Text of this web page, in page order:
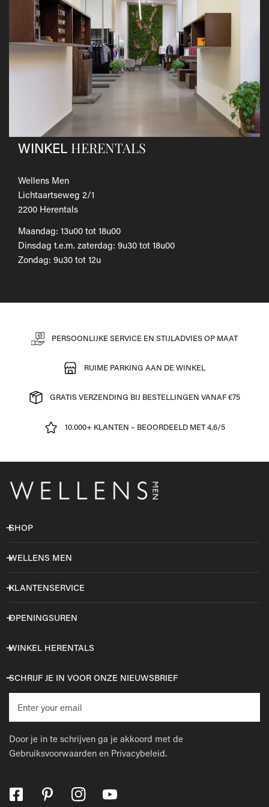
andere koerier; de kosten hiervan zijn voor eigen
rekening.
Gebruik hiervoor hetretourformulier.
​Het door jou betaalde bedrag wordt zo snel mogelijk
teruggestort.
Als je het wilt omruilen voor een ander artikel, dien je een
nieuwe bestelling te plaatsen.
Voor onze uitgebreide beleid betreffende verzenden en
retourneren, raadpleeg onze Veelgestelde vragen
WINKEL HERENTALS
Wellens Men
Lichtaartseweg 2/1
2200 Herentals
Maandag: 13u00 tot 18u00
Dinsdag t.e.m. zaterdag: 9u30 tot 18u00
Zondag: 9u30 tot 12u
PERSOONLIJKE SERVICE EN STIJLADVIES OP MAAT
RUIME PARKING AAN DE WINKEL
GRATIS VERZENDING BIJ BESTELLINGEN VANAF €75
10.000+ KLANTEN – BEOORDEELD MET 4,6/5
SHOP
WELLENS MEN
KLANTENSERVICE
OPENINGSUREN
WINKEL HERENTALS
SCHRIJF JE IN VOOR ONZE NIEUWSBRIEF
mail
Door je in te schrijven ga je akkoord met de
Gebruiksvoorwaarden en Privacybeleid.